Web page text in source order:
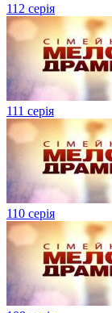
112 серія
111 серія
110 серія